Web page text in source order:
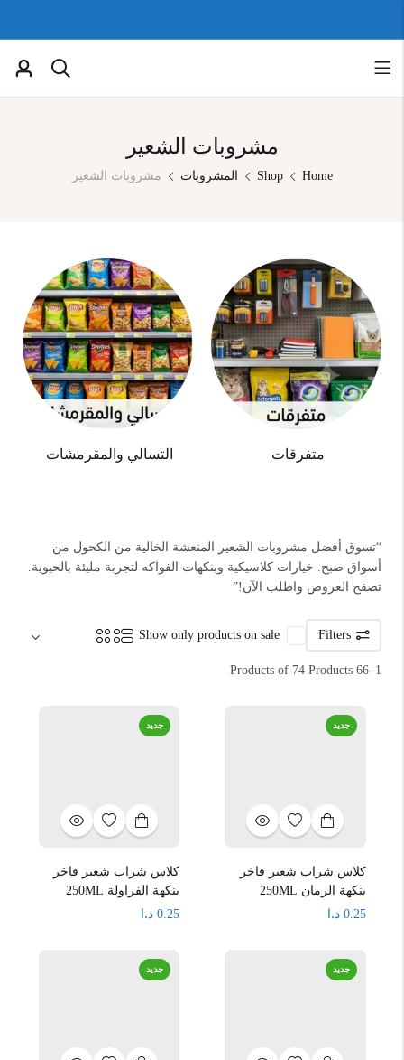
مشروبات الشعير
Home
Shop المشروبات مشروبات الشعير
متفرقات التسالي والمقرمشات
“تسوق أفضل مشروبات الشعير المنعشة الخالية من الكحول من
أسواق صبح. خيارات كلاسيكية وبنكهات الفواكه لتجربة مليئة بالحيوية.
تصفح العروض واطلب الآن!”
Filters
Show only products on sale
1–66 Products of 74 Products
جديد
كلاس شراب شعير فاخر
بنكهة الرمان 250ML
0.25 د.ا
جديد
كلاس شراب شعير فاخر
بنكهة الفراولة 250ML
0.25 د.ا
جديد جديد